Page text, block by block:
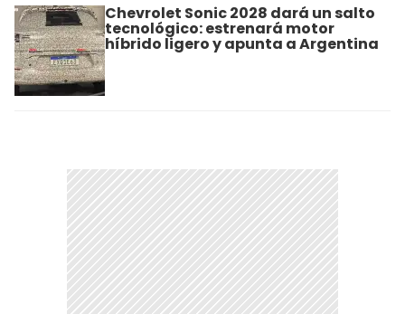
Chevrolet Sonic 2028 dará un salto
tecnológico: estrenará motor
híbrido ligero y apunta a Argentina